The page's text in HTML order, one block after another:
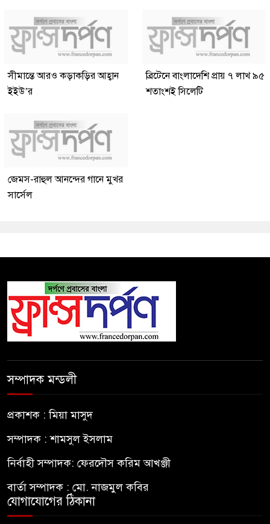
সীমান্তে আরও কড়াকড়ির আহ্বান
ইইউ’র
ব্রিটেনে বাংলাদেশি প্রায় ৭ লাখ ৯৫
শতাংশই সিলেটি
জেমস-রাহুল আনন্দের গানে মুখর
সার্সেল
সম্পাদক মন্ডলী
প্রকাশক : মিয়া মাসুদ
সম্পাদক : শামসুল ইসলাম
নির্বাহী সম্পাদক: ফেরদৌস করিম আখঞ্জী
বার্তা সম্পাদক : মো. নাজমুল কবির
যোগাযোগের ঠিকানা